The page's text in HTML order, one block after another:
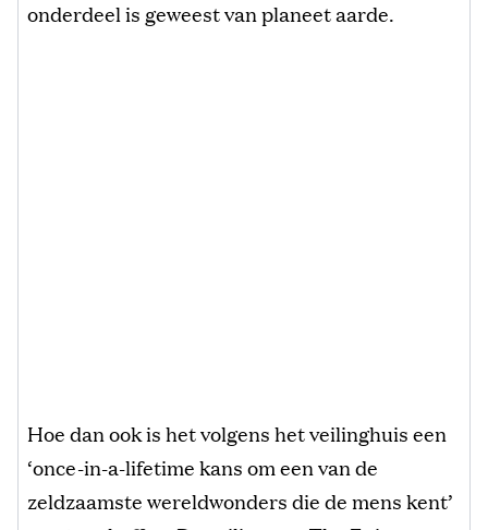
onderdeel is geweest van planeet aarde.
Hoe dan ook is het volgens het veilinghuis een
‘once-in-a-lifetime kans om een van de
zeldzaamste wereldwonders die de mens kent’